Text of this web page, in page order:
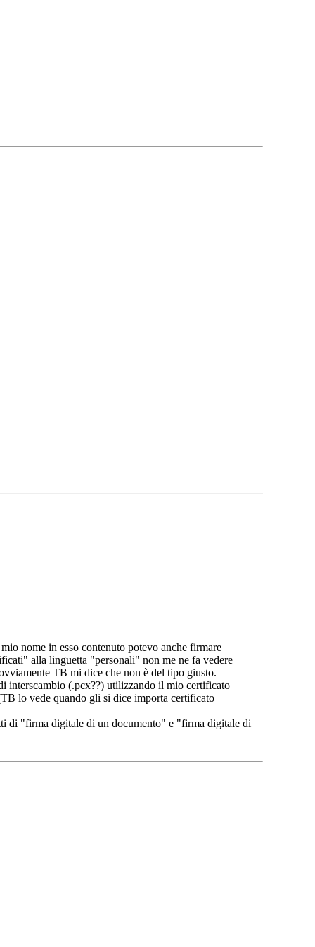
nome in esso contenuto potevo anche firmare
alla linguetta "personali" non me ne fa vedere
TB mi dice che non è del tipo giusto.
interscambio (.pcx??) utilizzando il mio certificato
lo vede quando gli si dice importa certificato
di "firma digitale di un documento" e "firma digitale di